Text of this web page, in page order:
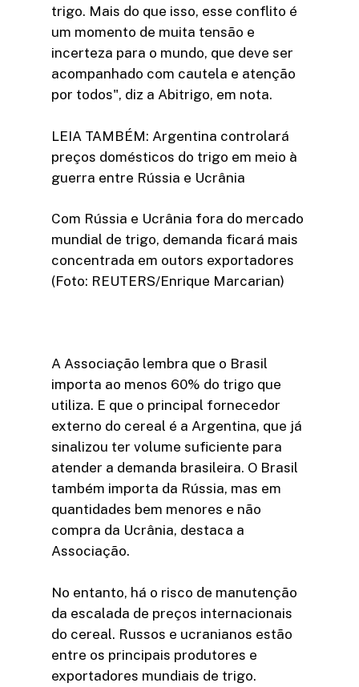
trigo. Mais do que isso, esse conflito é
um momento de muita tensão e
incerteza para o mundo, que deve ser
acompanhado com cautela e atenção
por todos", diz a Abitrigo, em nota.
LEIA TAMBÉM: Argentina controlará
preços domésticos do trigo em meio à
guerra entre Rússia e Ucrânia
Com Rússia e Ucrânia fora do mercado
mundial de trigo, demanda ficará mais
concentrada em outors exportadores
(Foto: REUTERS/Enrique Marcarian)
A Associação lembra que o Brasil
importa ao menos 60% do trigo que
utiliza. E que o principal fornecedor
externo do cereal é a Argentina, que já
sinalizou ter volume suficiente para
atender a demanda brasileira. O Brasil
também importa da Rússia, mas em
quantidades bem menores e não
compra da Ucrânia, destaca a
Associação.
No entanto, há o risco de manutenção
da escalada de preços internacionais
do cereal. Russos e ucranianos estão
entre os principais produtores e
exportadores mundiais de trigo.